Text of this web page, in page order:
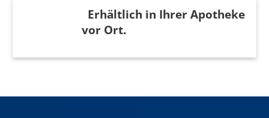
Erhältlich in Ihrer Apotheke
vor Ort.